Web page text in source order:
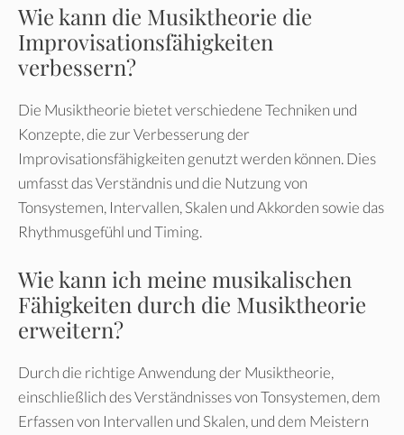
Wie kann die Musiktheorie die
Improvisationsfähigkeiten
verbessern?
Die Musiktheorie bietet verschiedene Techniken und
Konzepte, die zur Verbesserung der
Improvisationsfähigkeiten genutzt werden können. Dies
umfasst das Verständnis und die Nutzung von
Tonsystemen, Intervallen, Skalen und Akkorden sowie das
Rhythmusgefühl und Timing.
Wie kann ich meine musikalischen
Fähigkeiten durch die Musiktheorie
erweitern?
Durch die richtige Anwendung der Musiktheorie,
einschließlich des Verständnisses von Tonsystemen, dem
Erfassen von Intervallen und Skalen, und dem Meistern